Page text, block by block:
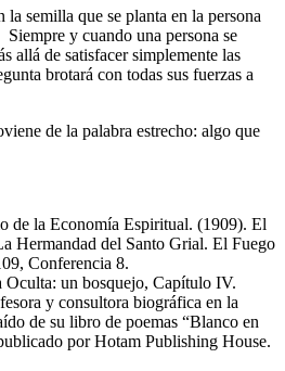
semilla que se planta en la persona
Siempre y cuando una persona se
allá de satisfacer simplemente las
brotará con todas sus fuerzas a
de la palabra estrecho: algo que
de la Economía Espiritual. (1909). El
Hermandad del Santo Grial. El Fuego
Conferencia 8.
Oculta: un bosquejo, Capítulo IV.
y consultora biográfica en la
de su libro de poemas “Blanco en
por Hotam Publishing House.